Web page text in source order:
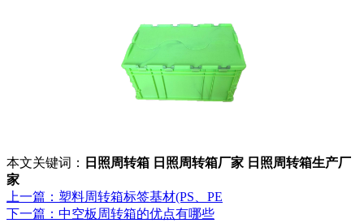
本文关键词： 日照周转箱 日照周转箱厂家 日照周转箱生产厂
家
上一篇：塑料周转箱标签基材(PS、PE
下一篇：中空板周转箱的优点有哪些